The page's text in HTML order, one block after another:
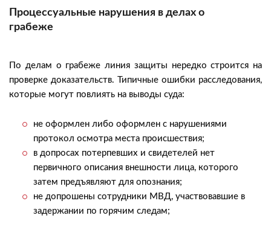
Процессуальные нарушения в делах о
грабеже
По делам о грабеже линия защиты нередко строится на
проверке доказательств. Типичные ошибки расследования,
которые могут повлиять на выводы суда:
не оформлен либо оформлен с нарушениями
протокол осмотра места происшествия;
в допросах потерпевших и свидетелей нет
первичного описания внешности лица, которого
затем предъявляют для опознания;
не допрошены сотрудники МВД, участвовавшие в
задержании по горячим следам;